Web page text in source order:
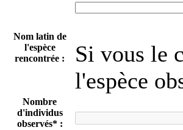
Nom latin de
l'espèce
rencontrée :
Si vous le
l'espèce
Nombre
d'individus
observés* :